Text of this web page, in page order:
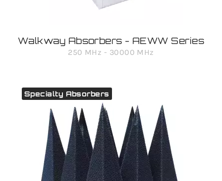
Walkway Absorbers - AEWW Series
250 MHz - 30000 MHz
Specialty Absorbers